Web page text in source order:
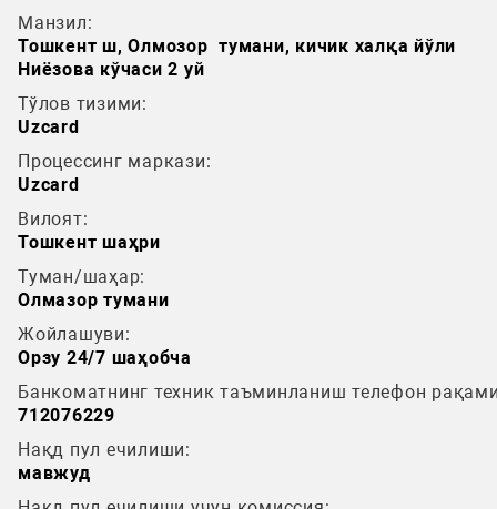
Манзил:
Тошкент ш, Олмозор тумани, кичик халқа йўли
Ниёзова кўчаси 2 уй
Тўлов тизими:
Uzcard
Процессинг маркази:
Uzcard
Вилоят:
Тошкент шаҳри
Туман/шаҳар:
Олмазор тумани
Жойлашуви:
Орзу 24/7 шаҳобча
Банкоматнинг техник таъминланиш телефон
712076229
Нақд пул ечилиши:
мавжуд